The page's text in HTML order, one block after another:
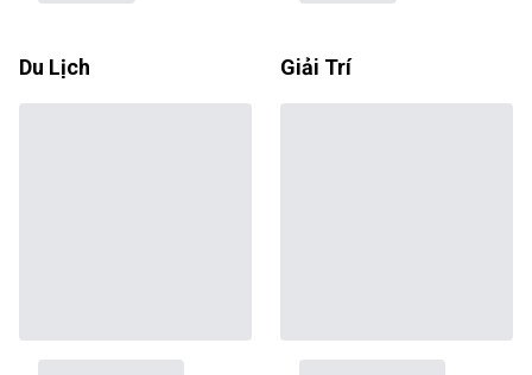
Du Lịch Giải Trí